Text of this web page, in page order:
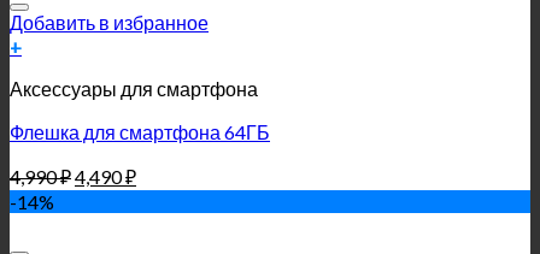
Добавить в избранное
+
Аксессуары для смартфона
Флешка для смартфона 64ГБ
4,990₽4,490₽
-14%